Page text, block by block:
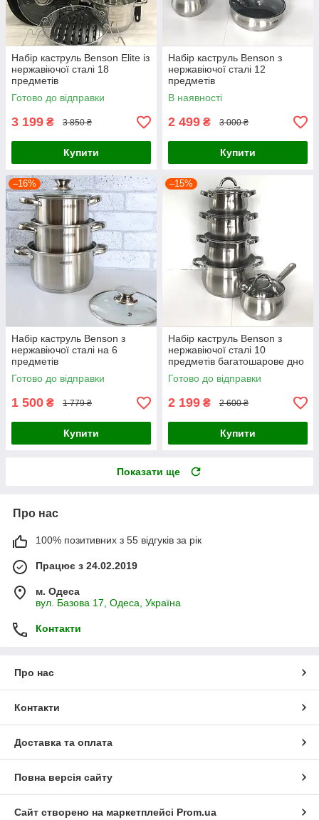
Набір каструль Benson Elite із
нержавіючої сталі 18
предметів
Готово до відправки
3 199 ₴ 3 850 ₴
Купити
Набір каструль Benson з
нержавіючої сталі 12
предметів
В наявності
2 499 ₴ 3 000 ₴
Купити
–16%
Набір каструль Benson з
нержавіючої сталі на 6
предметів
Готово до відправки
1 500 ₴ 1 779 ₴
Купити
–15%
Набір каструль Benson з
нержавіючої сталі 10
предметів багатошарове дно
Готово до відправки
2 199 ₴ 2 600 ₴
Купити
Показати ще
Про нас
100% позитивних з 55 відгуків за рік
Працює з 24.02.2019
м. Одеса
вул. Базова 17, Одеса, Україна
Контакти
Про нас
Контакти
Доставка та оплата
Повна версія сайту
Сайт створено на маркетплейсі Prom.ua